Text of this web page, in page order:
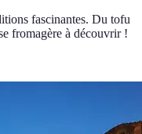
fascinantes. Du tofu
fromagère à découvrir !